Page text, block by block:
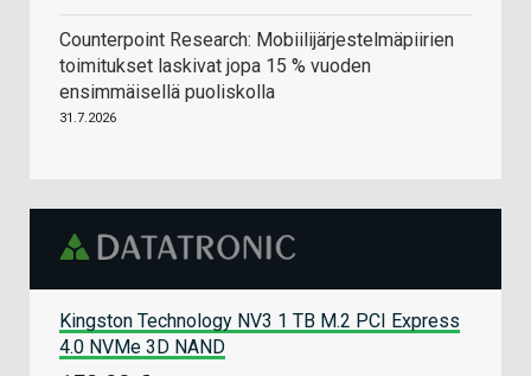
Counterpoint Research: Mobiilijärjestelmäpiirien
toimitukset laskivat jopa 15 % vuoden
ensimmäisellä puoliskolla
31.7.2026
Kingston Technology NV3 1 TB M.2 PCI Express
4.0 NVMe 3D NAND